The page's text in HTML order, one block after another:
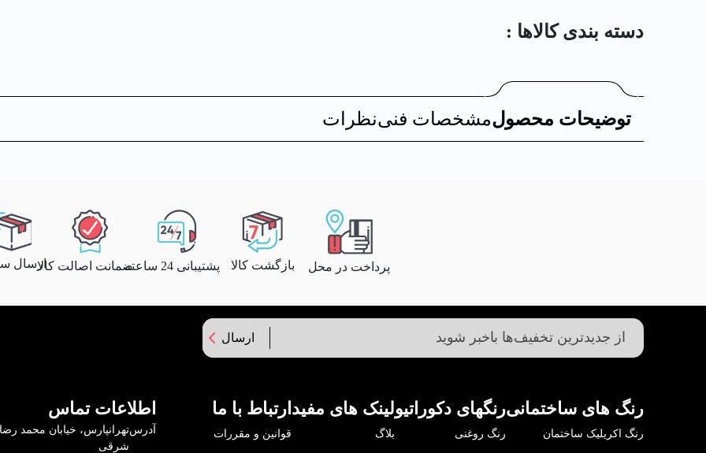
دسته بندی کالا‌ها :
توضیحات محصولمشخصات فنینظرات
پرداخت در محل بازگشت کالا پشتیبانی 24 ساعته ضمانت اصالت کالاارسال
ارسال
رنگ های ساختمانی
رنگ اکریلیک ساختمان
رنگهای دکوراتیو
رنگ روغنی
لینک های مفید
بلاگ
ارتباط با ما
قوانین و مقررات
اطلاعات تماس
آدرس
شرقی